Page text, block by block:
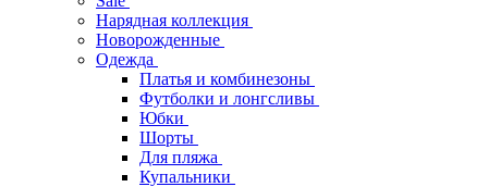
Нарядная коллекция
Новорожденные
Одежда
Платья и комбинезоны
Футболки и лонгсливы
Юбки
Шорты
Для пляжа
Купальники